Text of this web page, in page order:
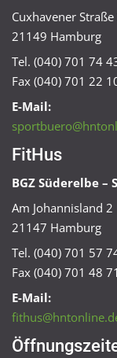
Cuxhavener
21149 Hamburg
Tel. (040) 701 74
Fax (040) 701 22
E-Mail:
FitHus
BGZ Süderelbe
Am Johannisland 2
21147 Hamburg
Tel. (040) 701 57
Fax (040) 701 48 71
E-Mail: